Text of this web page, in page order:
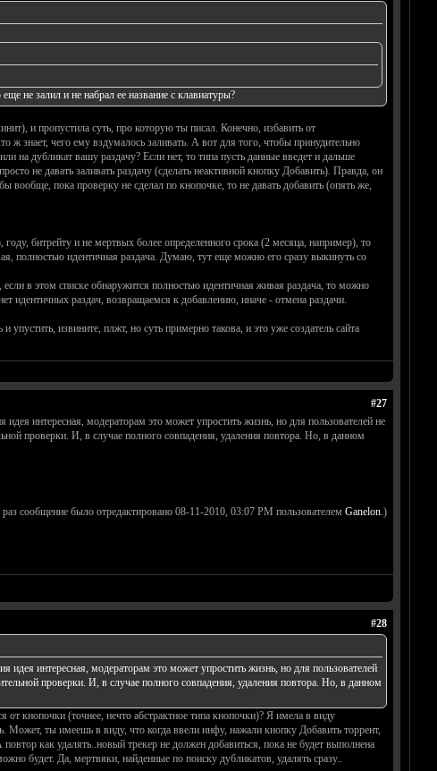
не залил и не набрал ее название с клавиатуры?
и пропустила суть, про которую ты писал. Конечно, избавить от
ж знает, чего ему вздумалось заливать. А вот для того, чтобы принудительно
на дубликат вашу раздачу? Если нет, то типа пусть данные введет и дальше
не давать заливать раздачу (сделать неактивной кнопку Добавить). Правда, он
пока проверку не сделал по кнопочке, то не давать добавить (опять же,
битрейту и не мертвых более определенного срока (2 месяца, например), то
полностью идентичная раздача. Думаю, тут еще можно его сразу выкинуть со
в этом списке обнаружится полностью идентичная живая раздача, то можно
идентичных раздач, возвращаемся к добавлению, иначе - отмена раздачи.
извините, плжт, но суть примерно такова, и это уже создатель сайта
#27
интересная, модераторам это может упростить жизнь, но для пользователей не
проверки. И, в случае полного совпадения, удаления повтора. Но, в данном
сообщение было отредактировано 08-11-2010, 03:07 PM пользователем Ganelon.)
#28
идея интересная, модераторам это может упростить жизнь, но для пользователей
проверки. И, в случае полного совпадения, удаления повтора. Но, в данном
кнопочки (точнее, нечто абстрактное типа кнопочки)? Я имела в виду
Может, ты имеешь в виду, что когда ввели инфу, нажали кнопку Добавить торрент,
как удалять..новый трекер не должен добавиться, пока не будет выполнена
будет. Да, мертвяки, найденные по поиску дубликатов, удалять сразу..